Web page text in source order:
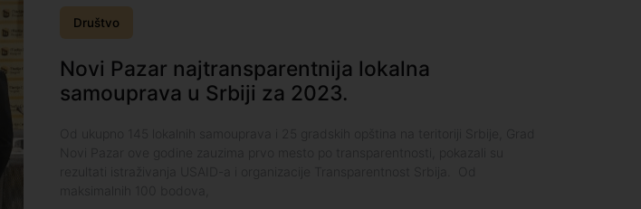
Društvo
Novi Pazar najtransparentnija lokalna
samouprava u Srbiji za 2023.